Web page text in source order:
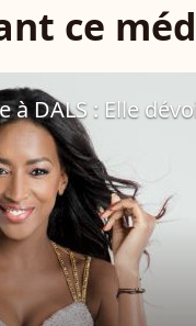
ce
à DALS : Elle